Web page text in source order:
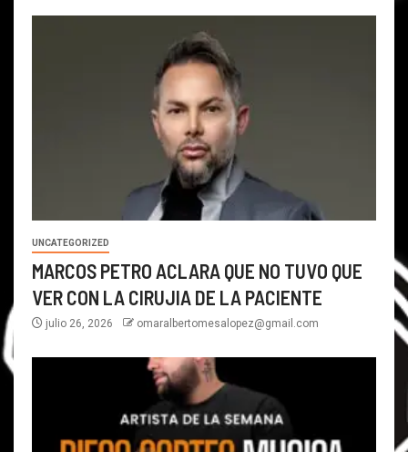
UNCATEGORIZED
MARCOS PETRO ACLARA QUE NO TUVO QUE
VER CON LA CIRUJIA DE LA PACIENTE
julio 26, 2026 omaralbertomesalopez@gmail.com